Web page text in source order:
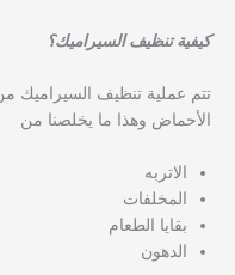
كيفية تنظيف السيراميك؟
تتم عملية تنظيف السيراميك
الأحماض وهذا ما يخلصنا من
الاتربه
المخلفات
بقايا الطعام
الدهون